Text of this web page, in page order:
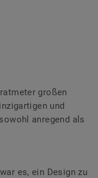
großen
und
anregend als
es, ein Design zu